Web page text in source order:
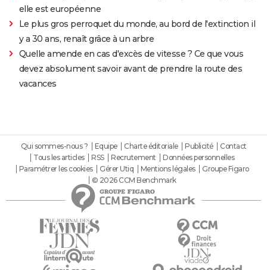
elle est européenne
Le plus gros perroquet du monde, au bord de l'extinction il
y a 30 ans, renaît grâce à un arbre
Quelle amende en cas d'excès de vitesse ? Ce que vous
devez absolument savoir avant de prendre la route des
vacances
Qui sommes-nous ? Equipe Charte éditoriale Publicité
Contact
Tous les articles
RSS Recrutement
Données personnelles
Paramétrer les cookies
Gérer Utiq Mentions légales
Groupe Figaro
© 2026 CCM Benchmark